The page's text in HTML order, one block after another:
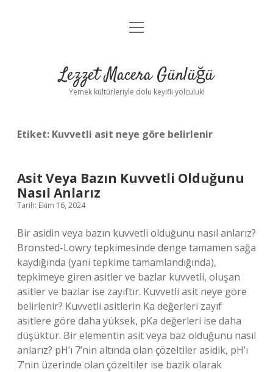
Anasayfa
Yasal Uyarı
menüyü
Lezzet Macera Günlüğü
Yemek kültürleriyle dolu keyifli yolculuk!
Etiket: Kuvvetli asit neye göre belirlenir
Asit Veya Bazın Kuvvetli Olduğunu
Nasıl Anlarız
Tarih: Ekim 16, 2024
Bir asidin veya bazın kuvvetli olduğunu nasıl anlarız?
Bronsted-Lowry tepkimesinde denge tamamen sağa
kaydığında (yani tepkime tamamlandığında),
tepkimeye giren asitler ve bazlar kuvvetli, oluşan
asitler ve bazlar ise zayıftır. Kuvvetli asit neye göre
belirlenir? Kuvvetli asitlerin Ka değerleri zayıf
asitlere göre daha yüksek, pKa değerleri ise daha
düşüktür. Bir elementin asit veya baz olduğunu nasıl
anlarız? pH’ı 7’nin altında olan çözeltiler asidik, pH’ı
7’nin üzerinde olan çözeltiler ise bazik olarak